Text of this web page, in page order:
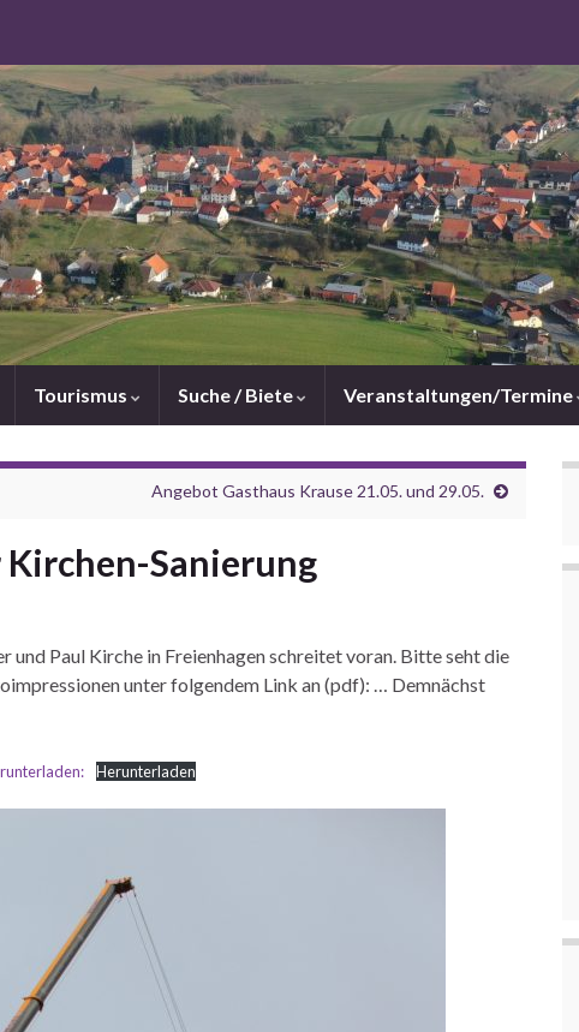
Tourismus Suche / Biete Veranstaltungen/Termine
Angebot Gasthaus Krause 21.05. und 29.05.
Sanierung
und Paul Kirche in Freienhagen schreitet voran. Bitte seht die
unter folgendem Link an (pdf): … Demnächst
Herunterladen